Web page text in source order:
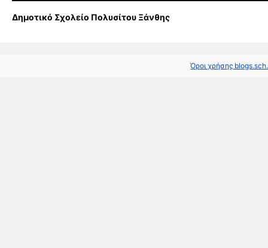
Δημοτικό Σχολείο Πολυσίτου Ξάνθης
Όροι χρήσης